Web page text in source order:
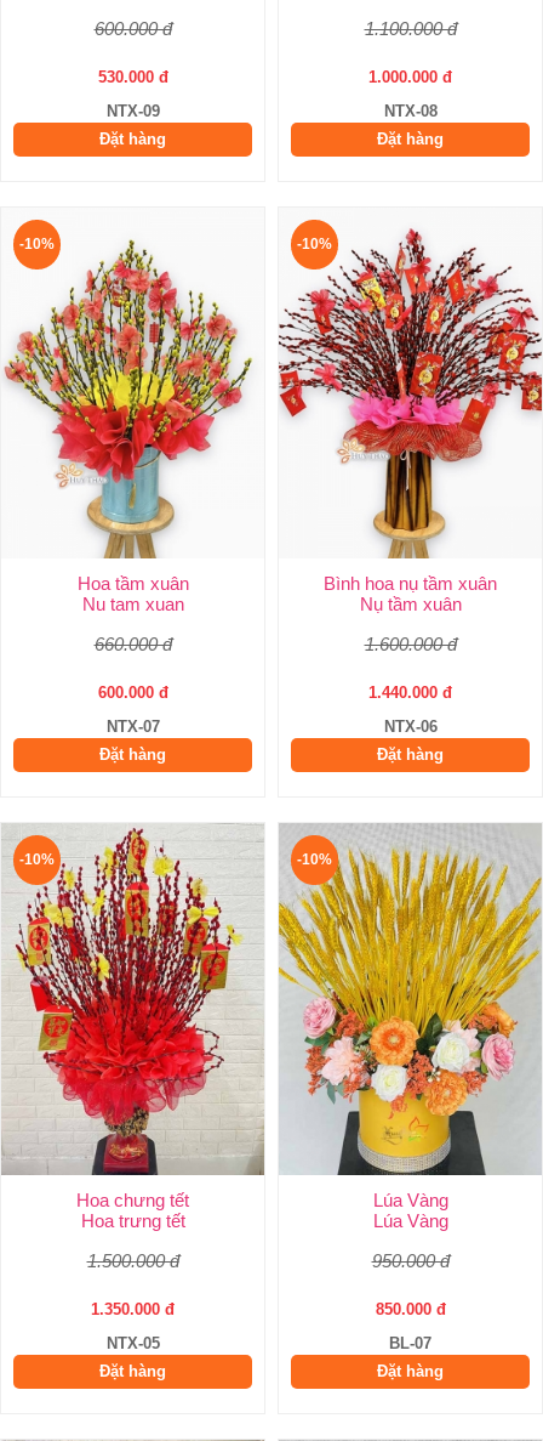
600.000 đ
530.000 đ
NTX-09
Đặt hàng
1.100.000 đ
1.000.000 đ
NTX-08
Đặt hàng
-10%
Hoa tầm xuân
Nu tam xuan
660.000 đ
600.000 đ
NTX-07
Đặt hàng
-10%
Bình hoa nụ tầm xuân
Nụ tầm xuân
1.600.000 đ
1.440.000 đ
NTX-06
Đặt hàng
-10%
Hoa chưng tết
Hoa trưng tết
1.500.000 đ
1.350.000 đ
NTX-05
Đặt hàng
-10%
Lúa Vàng
Lúa Vàng
950.000 đ
850.000 đ
BL-07
Đặt hàng